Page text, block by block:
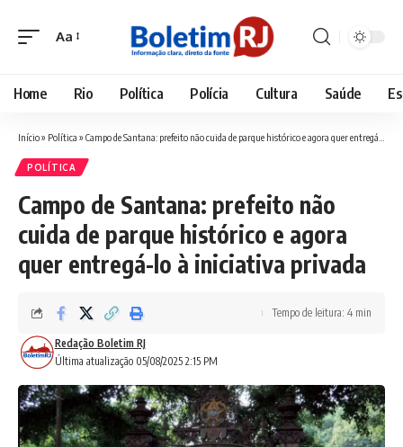
Font
Aa
Home Rio Política Polícia Cultura Saúde
Início» Política » Campo de Santana: prefeito não cuida de parque histórico e agora quer entregá-lo à iniciativa privada
POLÍTICA
Campo de Santana: prefeito não
cuida de parque histórico e agora
quer entregá-lo à iniciativa privada
Última atualização 05/08/2025 2:15 PM
Redação Boletim RJ
Tempo de leitura: 4 min